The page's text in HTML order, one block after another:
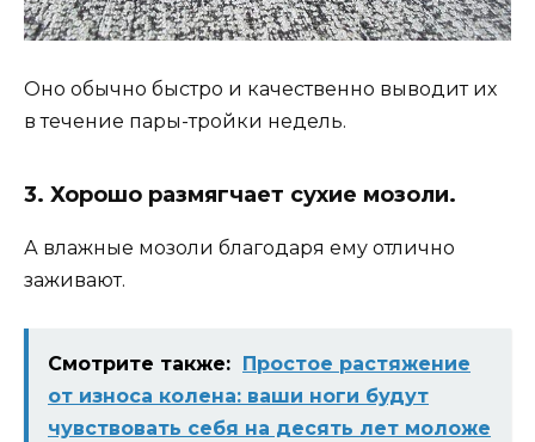
Оно обычно быстро и качественно выводит их
в течение пары-тройки недель.
3. Хорошо размягчает сухие мозоли.
А влажные мозоли благодаря ему отлично
заживают.
Смотрите также:
Простое растяжение
от износа колена: ваши ноги будут
чувствовать себя на десять лет моложе